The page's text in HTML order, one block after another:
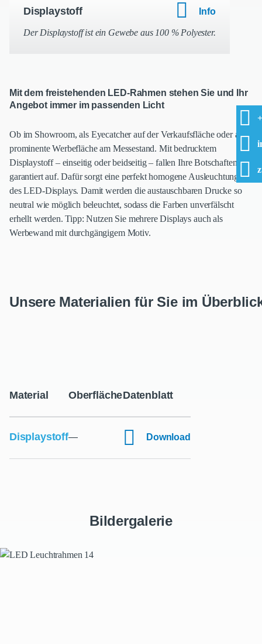
Displaystoff
Der Displaystoff ist ein Gewebe aus 100 % Polyester.
Info
Mit dem freistehenden LED-Rahmen stehen Sie und Ihr
Angebot immer im passenden Licht
Ob im Showroom, als Eyecatcher auf der Verkaufsfläche oder als
prominente Werbefläche am Messestand. Mit bedrucktem
Displaystoff – einseitig oder beidseitig – fallen Ihre Botschaften
garantiert auf. Dafür sorgt eine perfekt homogene Ausleuchtung
des LED-Displays. Damit werden die austauschbaren Drucke so
neutral wie möglich beleuchtet, sodass die Farben unverfälscht
erhellt werden. Tipp: Nutzen Sie mehrere Displays auch als
Werbewand mit durchgängigem Motiv.
Unsere Materialien für Sie im
Material OberflächeDatenblatt
Displaystoff— Download
Bildergalerie